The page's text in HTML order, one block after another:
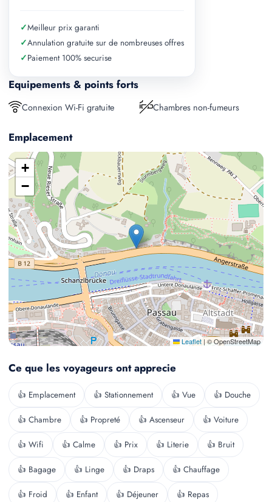
Equipements & points forts
Connexion Wi-Fi gratuite Chambres non-fumeurs
Emplacement
+
−
Leaflet |© OpenStreetMap
Ce que les voyageurs ont apprecie
👍 Emplacement 👍 Stationnement 👍 Vue 👍 Douche
👍 Chambre 👍 Propreté 👍 Ascenseur 👍 Voiture
👍 Wifi 👍 Calme 👍 Prix 👍 Literie 👍 Bruit
👍 Bagage 👍 Linge 👍 Draps 👍 Chauffage
👍 Froid 👍 Enfant 👍 Déjeuner 👍 Repas
✓Meilleur prix garanti
✓Annulation gratuite sur de nombreuses offres
✓Paiement 100% securise